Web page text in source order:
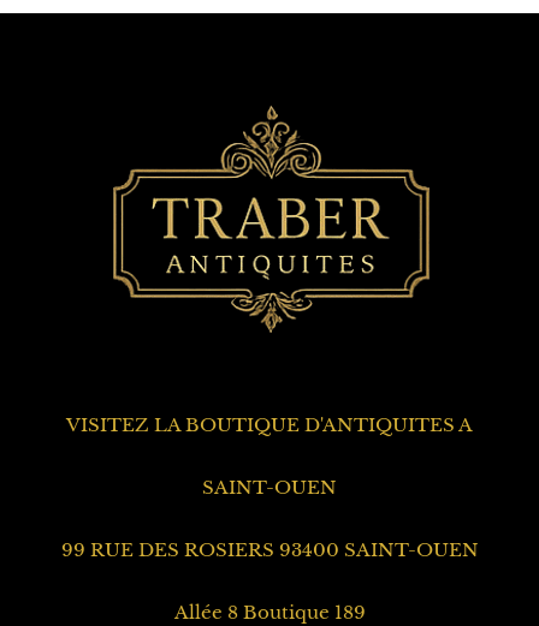
VISITEZ LA BOUTIQUE D'ANTIQUITES A
SAINT-OUEN
99 RUE DES ROSIERS 93400 SAINT-OUEN
Allée 8 Boutique 189